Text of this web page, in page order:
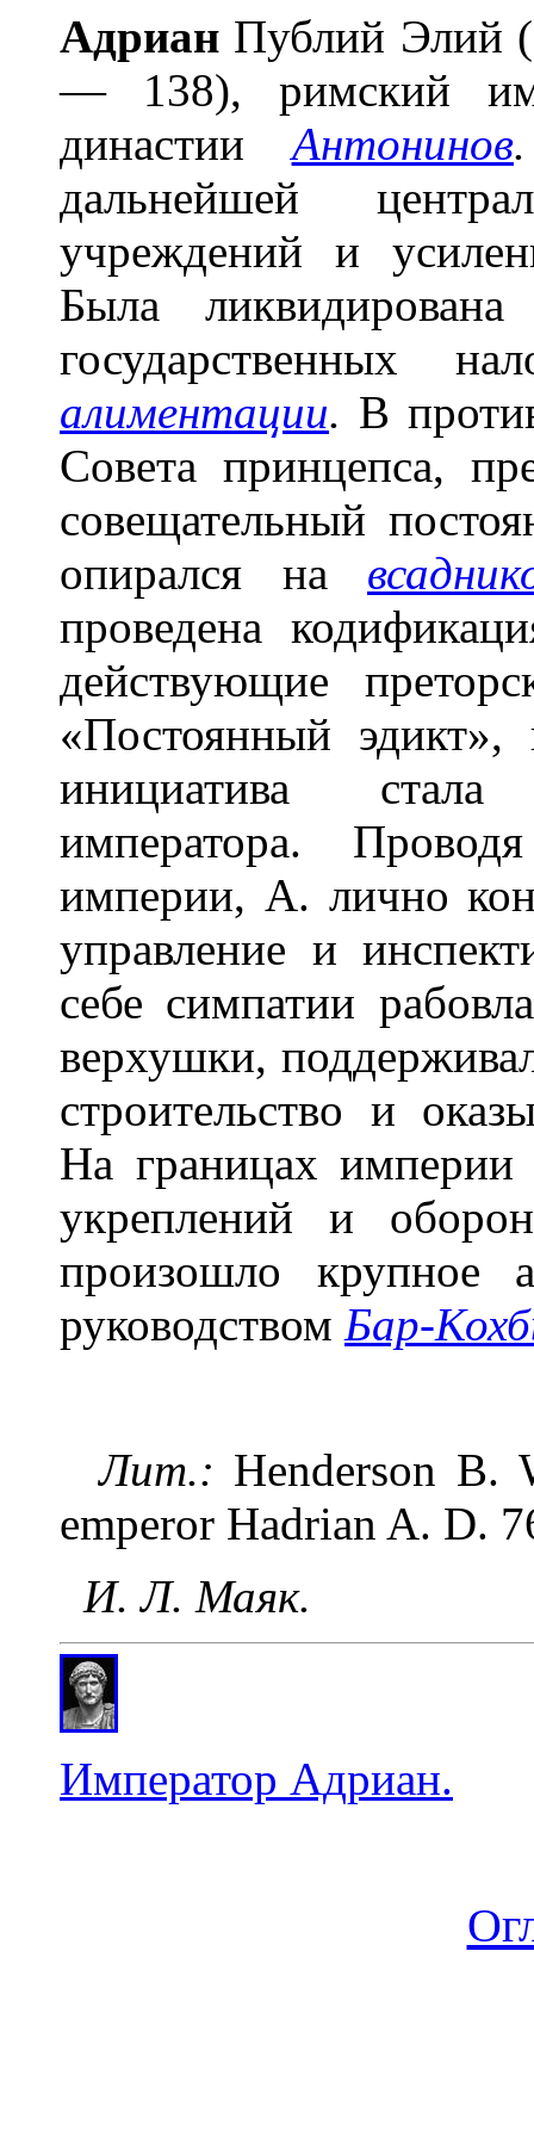
Адриан Публий Элий
— 138), римский
династииАнтонинов.
дальнейшей
учреждений и
Была
государственных
алиментации. В
Совета принцепса,
совещательный
опирался на
проведена
действующие
«Постоянный эдикт»,
инициатива
императора.
империи, А. лично
управление и
себе симпатии
верхушки,
строительство и
На границах
укреплений и
произошло крупное
руководством Бар-
Лит.: Henderson В.
emperor Hadrian A. D.
И. Л. Маяк.
Император Адриан.